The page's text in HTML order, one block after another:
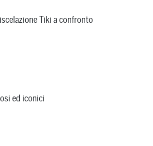
Tiki a confronto
ed iconici